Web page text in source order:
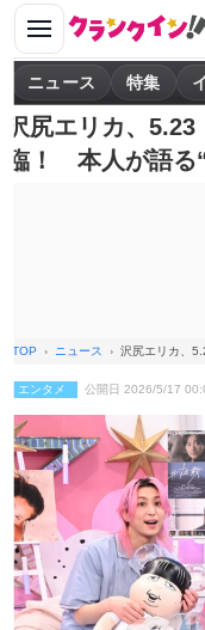
ニュース 特集
沢尻エリカ、
臨！ 本人が語る
TOP ニュース 沢尻エリカ、
エンタメ 公開日 2026/5/17